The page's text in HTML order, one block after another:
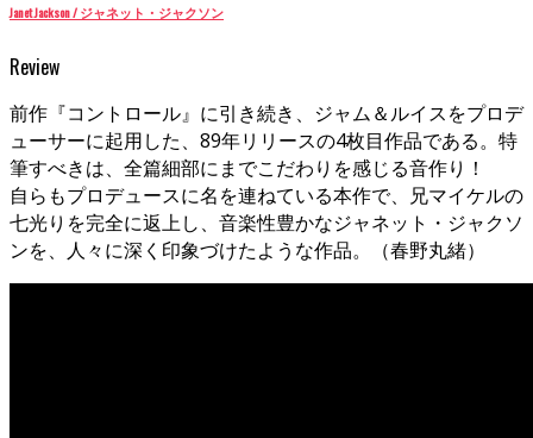
Janet Jackson / ジャネット・ジャクソン
Review
前作『コントロール』に引き続き、ジャム＆ルイスをプロデ
ューサーに起用した、89年リリースの4枚目作品である。特
筆すべきは、全篇細部にまでこだわりを感じる音作り！
自らもプロデュースに名を連ねている本作で、兄マイケルの
七光りを完全に返上し、音楽性豊かなジャネット・ジャクソ
ンを、人々に深く印象づけたような作品。（春野丸緒）